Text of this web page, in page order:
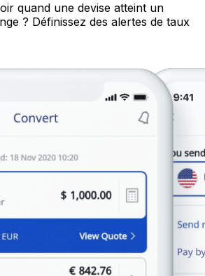
quand une devise atteint un
? Définissez des alertes de taux